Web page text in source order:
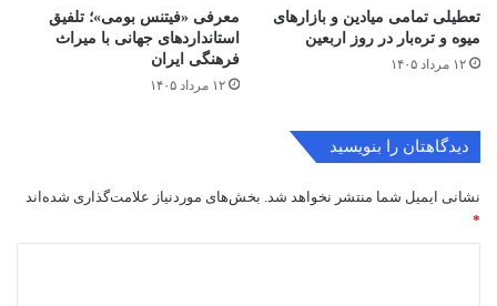
تعطیلی تمامی میادین و بازارهای
میوه و تره‌بار در روز اربعین
۱۲ مرداد ۱۴۰۵
معرفی «فیتنس بومی»؛ تلفیق
استانداردهای جهانی با میراث
فرهنگی ایران
۱۲ مرداد ۱۴۰۵
دیدگاهتان را بنویسید
نشانی ایمیل شما منتشر نخواهد شد. بخش‌های موردنیاز علامت‌گذاری شده‌اند
*